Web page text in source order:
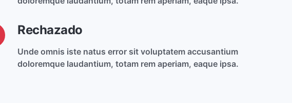
Rechazado
Unde omnis iste natus error sit voluptatem accusantium
doloremque laudantium, totam rem aperiam, eaque ipsa.